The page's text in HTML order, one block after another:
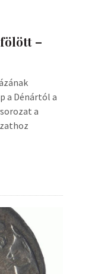
–
a Dénártól a
a